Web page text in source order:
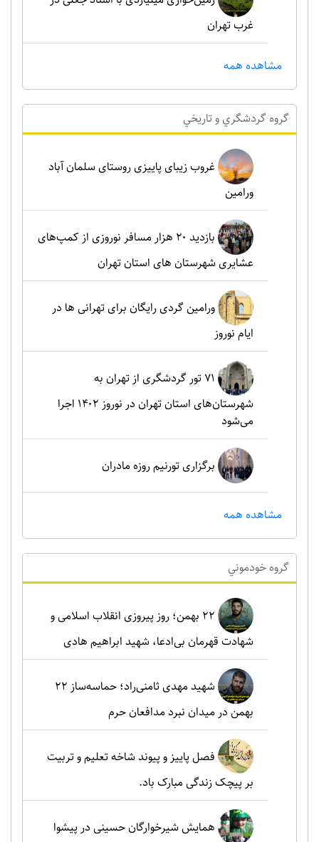
غرب تهران
مشاهده همه
گروه گردشگري و تاريخي
غروب زیبای پاییزی روستای سلمان آباد
ورامین
بازدید ۲۰ هزار مسافر نوروزی از کمپ‌های
عشایری شهرستان های استان تهران
ورامین گردی رایگان برای تهرانی ها در
ایام نوروز
۷۱ تور گردشگری از تهران به
شهرستان‌های استان تهران در نوروز ۱۴۰۲ اجرا
می‌شود
برگزاری تورنیم روزه مادران
مشاهده همه
گروه خودموني
۲۲ بهمن؛ روز پیروزی انقلاب اسلامی و
شهادت قهرمان بی‌ادعا، شهید ابراهیم هادی
شهید مهدی ثامنی‌راد؛ حماسه‌ساز ۲۲
بهمن در میدان نبرد مدافعان حرم
فصل پاییز و پیوند شاخه تعلیم و تربیت
بر پیچک زندگی مبارک باد.
همایش شیرخوارگان حسینی در پیشوا